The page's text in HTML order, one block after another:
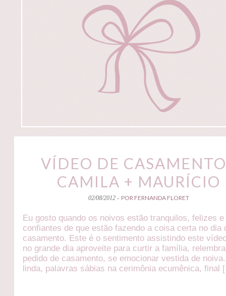
VÍDEO DE
CAMILA + MAURÍCIO
02/08/2012 - POR FERNANDA FLORET
Eu gosto quando os noivos estão tranquilos, felizes e
confiantes de que estão fazendo a coisa certa no dia
casamento. Este é o sentimento assistindo este
no grande dia aproveite para curtir a família,
pedido de casamento, se emocionar vestida de
linda, palavras sábias na cerimônia ecumênica, final